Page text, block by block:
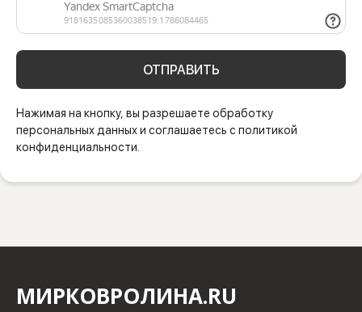
ОТПРАВИТЬ
Нажимая на кнопку, вы разрешаете обработку
персональных данных и соглашаетесь с политикой
конфиденциальности.
МИРКОВРОЛИНА.RU